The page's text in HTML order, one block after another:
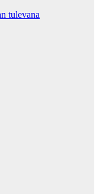
tulevana